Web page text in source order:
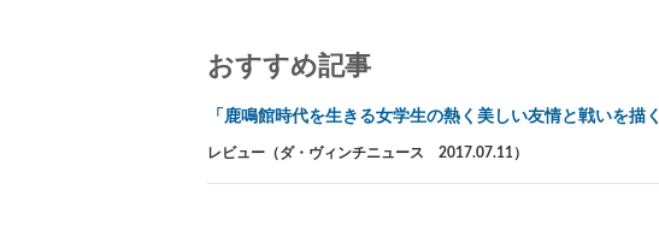
おすすめ記事
「鹿鳴館時代を生きる女学生の熱く美しい友情と戦いを描
レビュー（ダ・ヴィンチニュース 2017.07.11）